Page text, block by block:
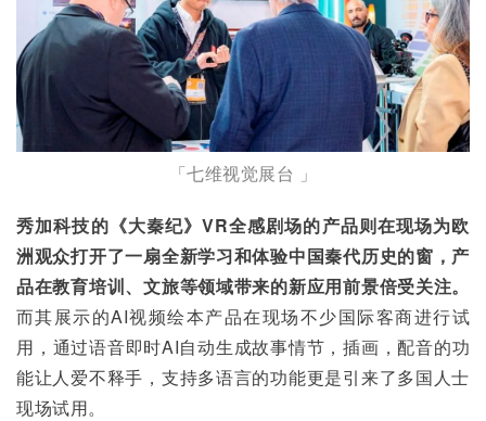
「七维视觉展台 」
秀加科技的《大秦纪》VR全感剧场的产品则在现场为欧
洲观众打开了一扇全新学习和体验中国秦代历史的窗，产
品在教育培训、文旅等领域带来的新应用前景倍受关注。
而其展示的AI视频绘本产品在现场不少国际客商进行试
用，通过语音即时AI自动生成故事情节，插画，配音的功
能让人爱不释手，支持多语言的功能更是引来了多国人士
现场试用。